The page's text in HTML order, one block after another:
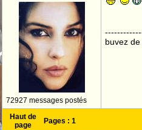
72927 messages postés
buvez
Haut de
page
Pages : 1